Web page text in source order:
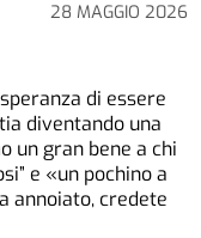
28 MAGGIO 2026
di essere
diventando una
un gran bene a chi
e «un pochino a
annoiato, credete